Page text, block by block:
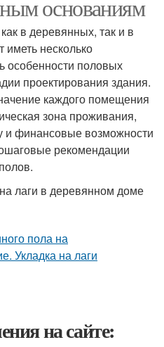
основаниям
в деревянных, так и в
иметь несколько
особенности половых
проектирования здания.
каждого помещения
зона проживания,
и финансовые возможности
рекомендации
лаги в деревянном доме
на сайте: